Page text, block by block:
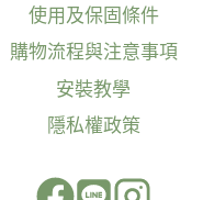
使用及保固條件
購物流程與注意事項
安裝教學
隱私權政策